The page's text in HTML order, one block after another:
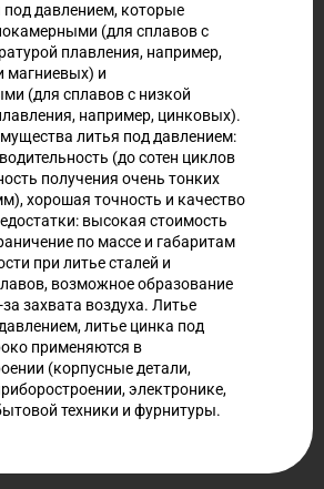
давлением, которые
(для сплавов с
плавления, например,
магниевых) и
(для сплавов с низкой
например, цинковых).
литья под давлением:
(до сотен циклов
получения очень тонких
хорошая точность и качество
высокая стоимость
по массе и габаритам
при литье сталей и
возможное образование
захвата воздуха. Литье
литье цинка под
применяются в
(корпусные детали,
электронике,
техники и фурнитуры.